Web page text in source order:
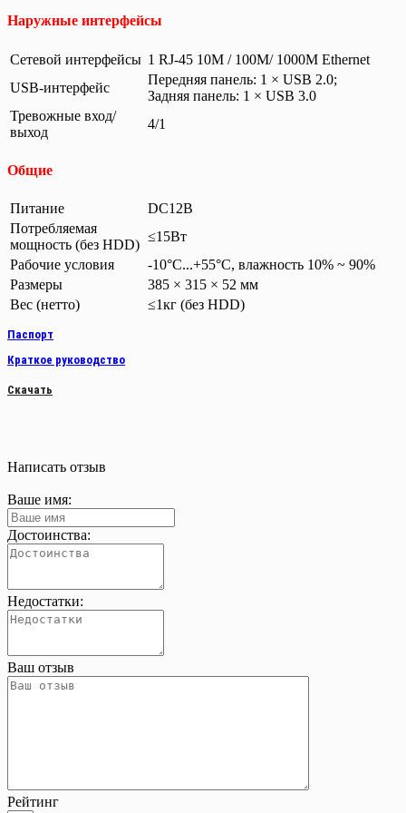
Наружные интерфейсы
Сетевой интерфейсы 1 RJ-45 10M / 100M/ 1000M Ethernet
USB-интерфейс
Передняя панель: 1 × USB 2.0;
Задняя панель: 1 × USB 3.0
Тревожные вход/
выход
4/1
Общие
Питание
DC12В
Потребляемая
мощность (без HDD)
≤15Вт
Рабочие условия
-10°C...+55°C, влажность 10% ~ 90%
Размеры
385 × 315 × 52 мм
Вес (нетто)
≤1кг (без HDD)
Паспорт
Краткое руководство
Скачать
Написать отзыв
Ваше имя:
Достоинства:
Недостатки:
Ваш отзыв
Рейтинг